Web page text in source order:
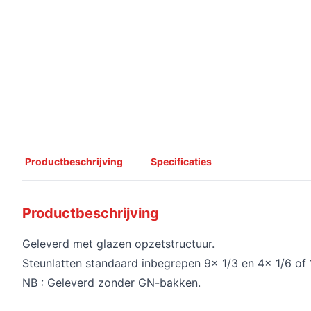
Productbeschrijving Specificaties
Productbeschrijving
Geleverd met glazen opzetstructuur.
Steunlatten standaard inbegrepen 9x 1/3 en 4x 1/6 of
NB : Geleverd zonder GN-bakken.